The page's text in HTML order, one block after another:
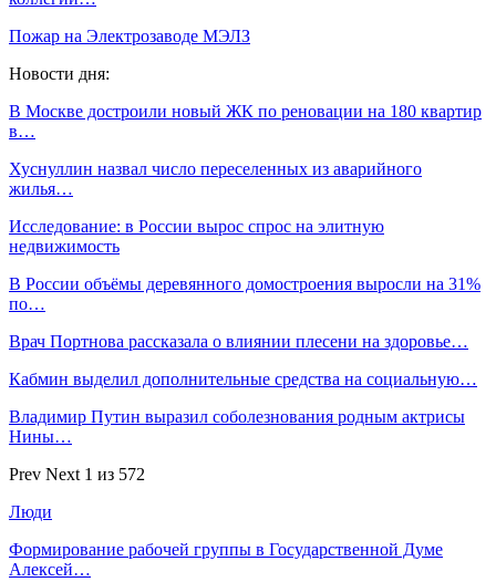
Пожар на Электрозаводе МЭЛЗ
Новости дня:
В Москве достроили новый ЖК по реновации на 180 квартир
в…
Хуснуллин назвал число переселенных из аварийного
жилья…
Исследование: в России вырос спрос на элитную
недвижимость
В России объёмы деревянного домостроения выросли на 31%
по…
Врач Портнова рассказала о влиянии плесени на здоровье…
Кабмин выделил дополнительные средства на социальную…
Владимир Путин выразил соболезнования родным актрисы
Нины…
Prev Next 1 из 572
Люди
Формирование рабочей группы в Государственной Думе
Алексей…